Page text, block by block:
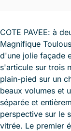
COTE PAVEE: à
Magnifique
d'une jolie façade
s'articule sur trois
plain-pied sur un
beaux volumes et
séparée et
perspective sur le
vitrée. Le premier